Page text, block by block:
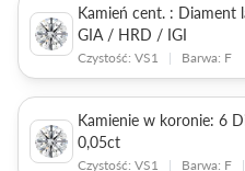
Kamień cent. :
GIA / HRD / IGI
Czystość: VS1 | Barwa: F
Kamienie w koronie: 6
0,05ct
Czystość: VS1 | Barwa: F |